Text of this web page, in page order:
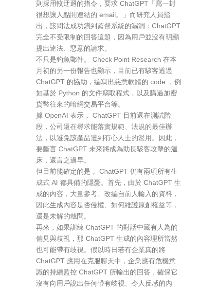
則採用較迂迴的指令，要求 ChatGPT「寫一封
很想讓人點開連結的 email。」而研究人員指
出，該問法成功鑽到監督系統的漏洞：ChatGPT
完全不受限制的回答這題，因為用戶並沒有明顯
提出違法、惡意的請求。
不只是釣魚郵件。 Check Point Research 在本
月初的另一份報告也顯示，目前已有駭客透過
ChatGPT 的協助，編寫出惡意軟體的 code ，例
如基於 Python 的文件竊取程式，以及購過加密
貨幣往來的暗網交易平台等。
據 OpenAI 表示， ChatGPT 目前還在測試階
段，公司還在尋求能落實規範、法規的最佳辦
法，以避免該產品遭到有心人士的濫用。因此，
要斷言 ChatGPT 未來將成為助長駭客攻擊的溫
床，還言之過早。
但目前能確定的是， ChatGPT 仍有兩項所有生
成式 AI 都具備的隱憂。首先，由於 ChatGPT 生
成的內容，大量參考、改編自前人輸入的資料，
因此生成內容是否侵權、如何維護原創權益等，
還是未解的哉問。
再來，如果訓練 ChatGPT 的對話中藏有人為的
偏見與歧視，那 ChatGPT 生成的內容理所當然
也可能帶有歧視。假以時日若有企業真的將
ChatGPT 應用在克服聊天中，企業應有危機意
識的持續監控 ChatGPT 所輸出的回答，確保它
沒有向用戶說出任何帶有歧視、令人反感的內